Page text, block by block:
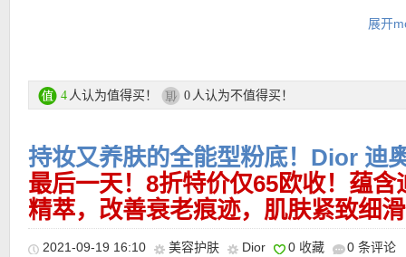
有时候购物车最上方会显示优惠码无效（显示错误），注意看购物
示最后的价格有折扣优惠！
★注意她家目前付款方式有所调整
，可以选择Klarna付款方式，和
Rechnung付款一样，商品寄出后会通过Email发给你Rechnung，
天内转账就行
套装购买链接在这里
• 全场85折优惠码：feb15nc1，亲测有效！注意需要登录账号才能
码！
展开
4 人认为值得买！ 0 人认为不值得买！
持妆又养肤的全能型粉底！Dior 迪
最后一天！8折特价仅65欧收！蕴含
精萃，改善衰老痕迹，肌肤紧致细
2021-09-19 16:10 美容护肤 Dior 0 收藏
0 条评论